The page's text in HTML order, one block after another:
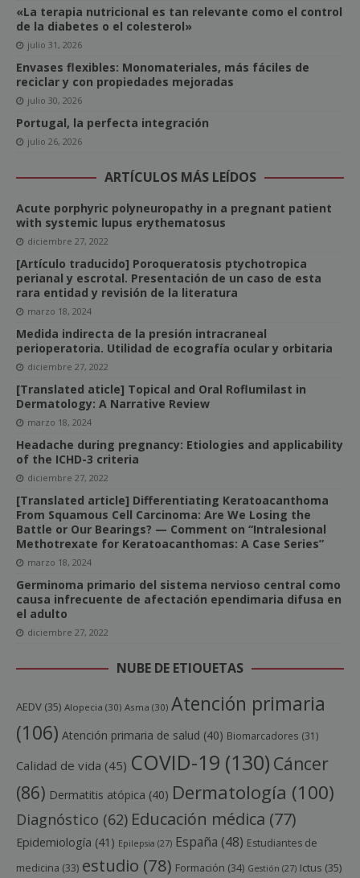
«La terapia nutricional es tan relevante como el control
de la diabetes o el colesterol»
julio 31, 2026
Envases flexibles: Monomateriales, más fáciles de
reciclar y con propiedades mejoradas
julio 30, 2026
Portugal, la perfecta integración
julio 26, 2026
ARTÍCULOS MÁS LEÍDOS
Acute porphyric polyneuropathy in a pregnant patient
with systemic lupus erythematosus
diciembre 27, 2022
[Artículo traducido] Poroqueratosis ptychotropica
perianal y escrotal. Presentación de un caso de esta
rara entidad y revisión de la literatura
marzo 18, 2024
Medida indirecta de la presión intracraneal
perioperatoria. Utilidad de ecografía ocular y orbitaria
diciembre 27, 2022
[Translated aticle] Topical and Oral Roflumilast in
Dermatology: A Narrative Review
marzo 18, 2024
Headache during pregnancy: Etiologies and applicability
of the ICHD-3 criteria
diciembre 27, 2022
[Translated article] Differentiating Keratoacanthoma
From Squamous Cell Carcinoma: Are We Losing the
Battle or Our Bearings? — Comment on “Intralesional
Methotrexate for Keratoacanthomas: A Case Series”
marzo 18, 2024
Germinoma primario del sistema nervioso central como
causa infrecuente de afectación ependimaria difusa en
el adulto
diciembre 27, 2022
NUBE DE ETIQUETAS
AEDV (35) Alopecia (30) Asma (30) Atención primaria
(106) Atención primaria de salud (40) Biomarcadores (31)
Calidad de vida (45) COVID-19 (130) Cáncer
(86) Dermatitis atópica (40) Dermatología (100)
Diagnóstico (62) Educación médica (77)
Epidemiología (41) Epilepsia (27) España (48) Estudiantes de
medicina (33) estudio (78) Formación (34) Gestión (27) Ictus (35)